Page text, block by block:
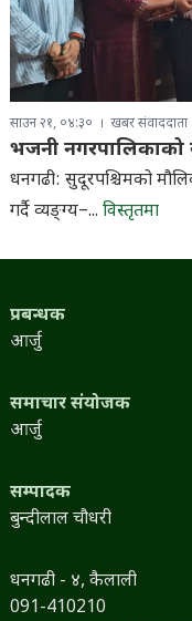
साउन २१, ०४:३० खबर संवाददाता
भजनी नगरपालिकाको
धनगढी: सुदूरपश्चिमको
गर्दै व्यङ्ग्य–... विस्तृतमा
प्रबन्धक
आर्जु
समाचार संयोजक
आर्जु
सम्पादक
बुन्दीलाल चौधरी
धनगढी - ४, कैलाली
091-410210